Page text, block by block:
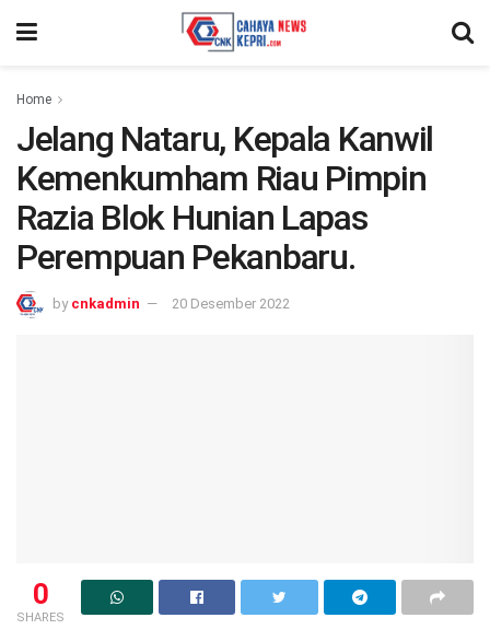
Home
Jelang Nataru, Kepala Kanwil
Kemenkumham Riau Pimpin
Razia Blok Hunian Lapas
Perempuan Pekanbaru.
by cnkadmin 20 Desember 2022
0
SHARES